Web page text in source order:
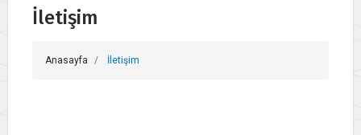
İletişim
Anasayfa İletişim